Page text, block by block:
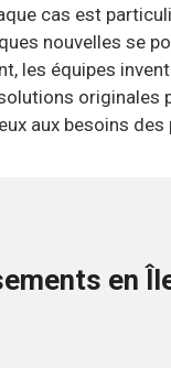
cas est
nouvelles se
les équipes
originales
aux besoins des
en